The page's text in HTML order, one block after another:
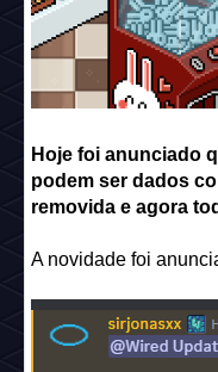
Hoje foi anunciado
podem ser dados
removida e agora
A novidade foi